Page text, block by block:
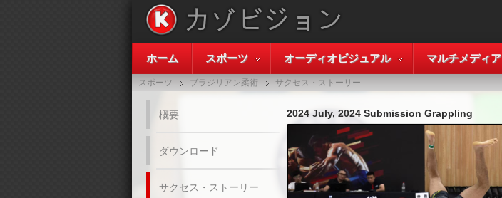
ホーム スポーツ オーディオビジュアル マルチメディア
スポーツ ブラジリアン柔術 サクセス・ストーリー
概要
ダウンロード
サクセス・ストーリー
2024 July, 2024 Submission Grappling